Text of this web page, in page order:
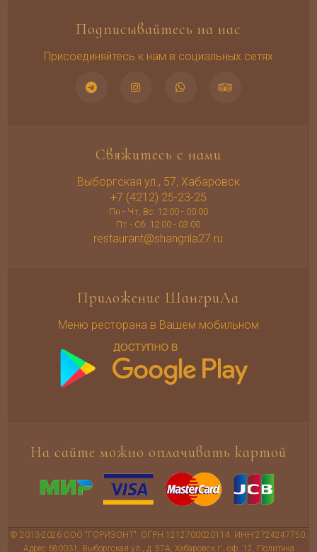
Подписывайтесь на нас
Присоединяйтесь к нам в социальных сетях
Свяжитесь с нами
Выборгская ул., 57, Хабаровск
+7 (4212) 25-23-25
Пн - Чт, Вс: 12:00 - 00:00
Пт - Сб: 12:00 - 03:00
restaurant@shangrila27.ru
Приложение ШангриЛа
Меню ресторана в Вашем мобильном
На сайте можно оплачивать картой
© 2013-2026 ООО "ГОРИЗОНТ". ОГРН 1212700020114. ИНН 2724247750.
Адрес 680031, Выборгская ул., д. 57А, Хабаровск г., оф. 12. Политика